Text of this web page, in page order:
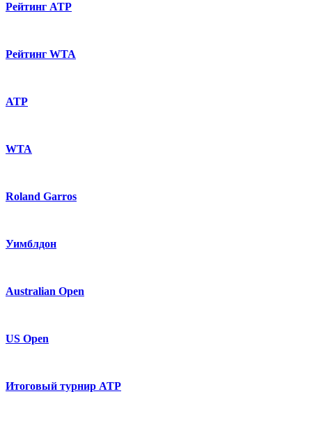
Рейтинг ATP
Рейтинг WTA
ATP
WTA
Roland Garros
Уимблдон
Australian Open
US Open
Итоговый турнир ATP